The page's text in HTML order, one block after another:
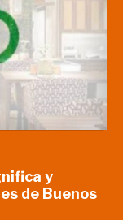
y
de Buenos